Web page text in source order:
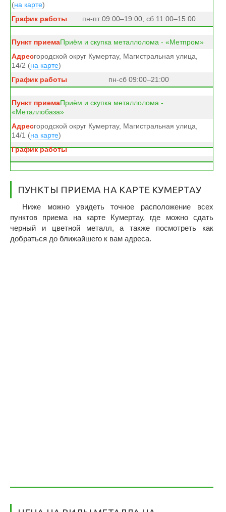
(на карте)
пн-пт 09:00–19:00, сб 11:00–15:00
Приём и скупка металлолома - «Метпром»
городской округ Кумертау, Магистральная улица,
14/2 (на карте)
пн-сб 09:00–21:00
Приём и скупка металлолома -
«Металлобаза»
городской округ Кумертау, Магистральная улица,
14/1 (на карте)
ПУНКТЫ ПРИЕМА НА КАРТЕ КУМЕРТАУ
Ниже можно увидеть точное расположение всех
пунктов приема на карте Кумертау, где можно сдать
черный и цветной металл, а также посмотреть как
добраться до ближайшего к вам адреса.